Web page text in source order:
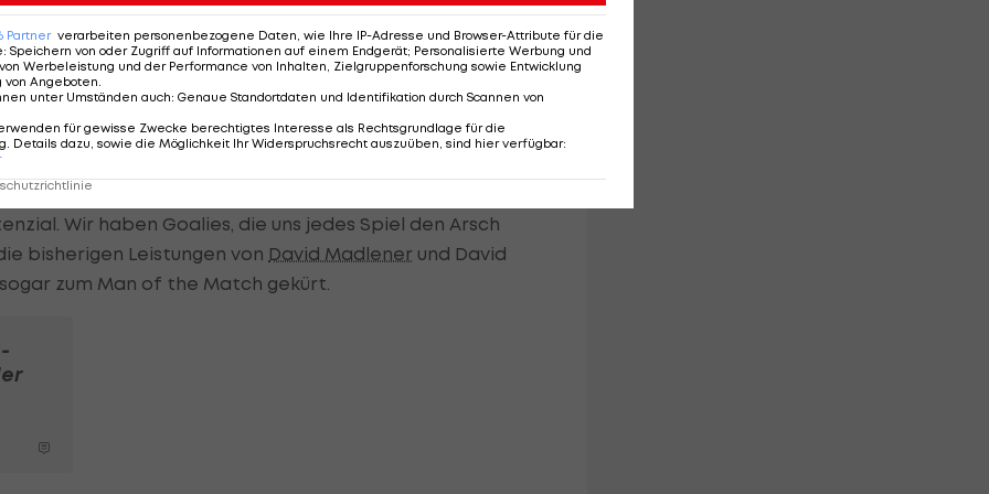
zusammen. Das macht die Gruppe so speziell."
hält sich an den Gameplan. "Wir kämpfen
aus", sagte der Schweiz-Legionär.
in den eigenen Reihen vorhanden. "Wir sind keine
Wir haben Goalies, die uns jedes Spiel den Arsch
bisherigen Leistungen von David Madlener und David
zum Man of the Match gekürt.
Partner verarbeiten personenbezogene Daten, wie Ihre IP-Adresse und Browser-Attribute für die
: Speichern von oder Zugriff auf Informationen auf einem Endgerät; Personalisierte Werbung und
Werbeleistung und der Performance von Inhalten, Zielgruppenforschung sowie Entwicklung
von Angeboten.
unter Umständen auch: Genaue Standortdaten und Identifikation durch Scannen von
für gewisse Zwecke berechtigtes Interesse als Rechtsgrundlage für die
Details dazu, sowie die Möglichkeit Ihr Widerspruchsrecht auszuüben, sind hier verfügbar: